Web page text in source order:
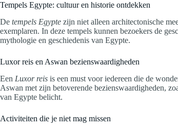
Tempels Egypte: cultuur en historie ontdekken
De tempels Egypte zijn niet alleen architectonische
exemplaren. In deze tempels kunnen bezoekers de
mythologie en geschiedenis van Egypte.
Luxor reis en Aswan bezienswaardigheden
Een Luxor reis is een must voor iedereen die de
Aswan met zijn betoverende bezienswaardigheden,
van Egypte belicht.
Activiteiten die je niet mag missen